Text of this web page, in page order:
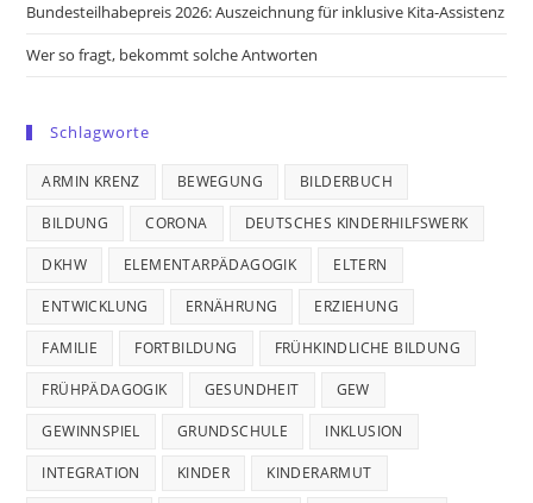
Bundesteilhabepreis 2026: Auszeichnung für inklusive Kita-Assistenz
Wer so fragt, bekommt solche Antworten
Schlagworte
ARMIN KRENZ BEWEGUNG BILDERBUCH
BILDUNG CORONA DEUTSCHES KINDERHILFSWERK
DKHW ELEMENTARPÄDAGOGIK ELTERN
ENTWICKLUNG ERNÄHRUNG ERZIEHUNG
FAMILIE FORTBILDUNG FRÜHKINDLICHE BILDUNG
FRÜHPÄDAGOGIK GESUNDHEIT GEW
GEWINNSPIEL GRUNDSCHULE INKLUSION
INTEGRATION KINDER KINDERARMUT